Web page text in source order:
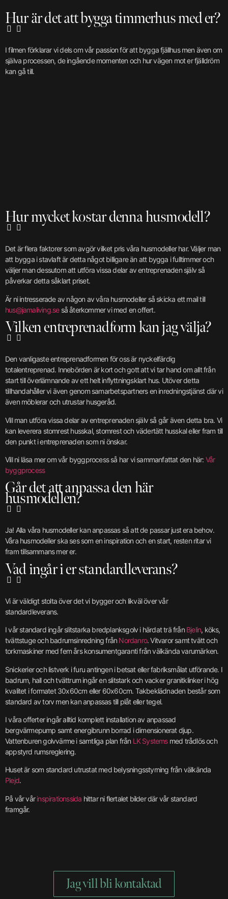
Hur är det att bygga timmerhus med er?
I filmen förklarar vi dels om vår passion för att bygga fjällhus men även om
själva processen, de ingående momenten och hur vägen mot er fjälldröm
kan gå till.
Hur mycket kostar denna husmodell?
Det är flera faktorer som avgör vilket pris våra husmodeller har. Väljer man
att bygga i stavlaft är detta något billigare än att bygga i fulltimmer och
väljer man dessutom att utföra vissa delar av entreprenaden själv så
påverkar detta såklart priset.
Är ni intresserade av någon av våra husmodeller så skicka ett mail till
hus@jamaliving.seså återkommer vi med en offert.
Vilken entreprenadform kan jag välja?
Den vanligaste entreprenadformen för oss är nyckelfärdig
totalentreprenad. Innebörden är kort och gott att vi tar hand om allt från
start till överlämnande av ett helt inflyttningsklart hus. Utöver detta
tillhandahåller vi även genom samarbetspartners en inredningstjänst där vi
även möblerar och utrustar husgeråd.
Vill man utföra vissa delar av entreprenaden själv så går även detta bra. Vi
kan leverera stomrest husskal, stomrest och vädertätt husskal eller fram till
den punkt i entreprenaden som ni önskar.
Vill ni läsa mer om vår byggprocess så har vi sammanfattat den här: Vår
byggprocess
Går det att anpassa den här
husmodellen?
Ja! Alla våra husmodeller kan anpassas så att de passar just era behov.
Våra husmodeller ska ses som en inspiration och en start, resten ritar vi
fram tillsammans mer er.
Vad ingår i er standardleverans?
Vi är väldigt stolta över det vi bygger och likväl över vår
standardleverans.
I vår standard ingår slitstarka bredplanksgolv i härdat trä från Bjelin, köks,
tvättstuge och badrumsinredning från Nordanro. Vitvaror samt tvätt och
torkmaskiner med fem års konsumentgaranti från välkända varumärken.
Snickerier och listverk i furu antingen i betsat eller fabriksmålat utförande. I
badrum, hall och tvättrum ingår en slitstark och vacker granitklinker i hög
kvalitet i formatet 30x60cm eller 60x60cm. Takbeklädnaden består som
standard av torv men kan anpassas till plåt eller tegel.
I våra offerter ingår alltid komplett installation av anpassad
bergvärmepump samt energibrunn borrad i dimensionerat djup.
Vattenburen golvvärme i samtliga plan från LK Systemsmed trådlös och
appstyrd rumsreglering.
Huset är som standard utrustat med belysningsstyrning från välkända
Plejd.
På vår vårinspirationssida hittar ni flertalet bilder där vår standard
framgår.
Jag vill bli kontaktad